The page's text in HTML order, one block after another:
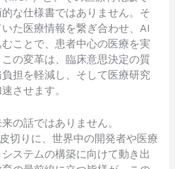
な仕様書ではありません。そ
た医療情報を繋ぎ合わせ、AI
ことで、患者中心の医療を実
の変革は、臨床意思決定の質
担を軽減し、そして医療研究
させます。
の話ではありません。
切りに、世界中の開発者や医療
ステムの構築に向けて動き出